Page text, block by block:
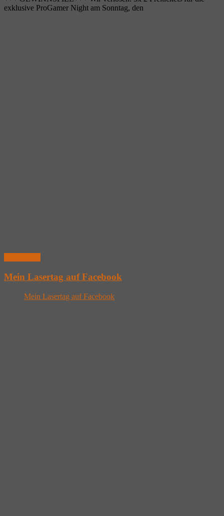
exklusive ProGamer Night am Sonntag, den
Mein Lasertag auf Facebook
Mein Lasertag auf Facebook